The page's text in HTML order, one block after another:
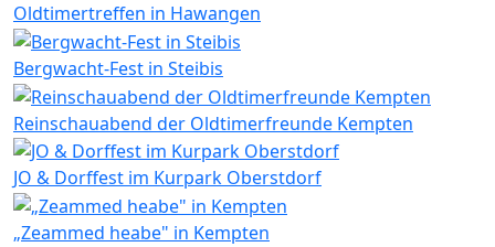
Oldtimertreffen in Hawangen
Bergwacht-Fest in Steibis
Reinschauabend der Oldtimerfreunde Kempten
JO & Dorffest im Kurpark Oberstdorf
„Zeammed heabe" in Kempten